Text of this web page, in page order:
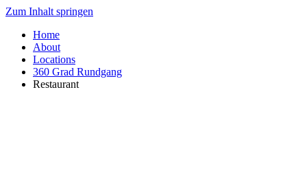
Zum Inhalt springen
Home
About
Locations
360 Grad Rundgang
Restaurant